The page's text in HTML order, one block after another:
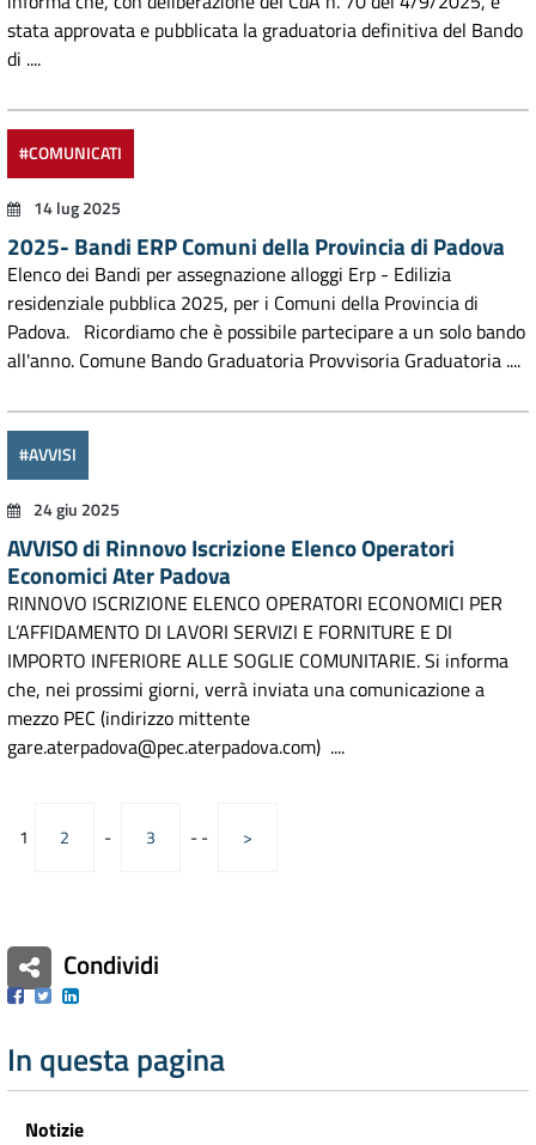
stata approvata e pubblicata la graduatoria definitiva del Bando
di ....
#COMUNICATI
14 lug 2025
2025- Bandi ERP Comuni della Provincia di Padova
Elenco dei Bandi per assegnazione alloggi Erp - Edilizia
residenziale pubblica 2025, per i Comuni della Provincia di
Padova. Ricordiamo che è possibile partecipare a un solo bando
all'anno. Comune Bando Graduatoria Provvisoria Graduatoria ....
#AVVISI
24 giu 2025
AVVISO di Rinnovo Iscrizione Elenco Operatori
Economici Ater Padova
RINNOVO ISCRIZIONE ELENCO OPERATORI ECONOMICI PER
L’AFFIDAMENTO DI LAVORI SERVIZI E FORNITURE E DI
IMPORTO INFERIORE ALLE SOGLIE COMUNITARIE. Si informa
che, nei prossimi giorni, verrà inviata una comunicazione a
mezzo PEC (indirizzo mittente
gare.aterpadova@pec.aterpadova.com) ....
1 2 - 3 -- >
Condividi
Facebook
Twitter
In questa pagina
Notizie